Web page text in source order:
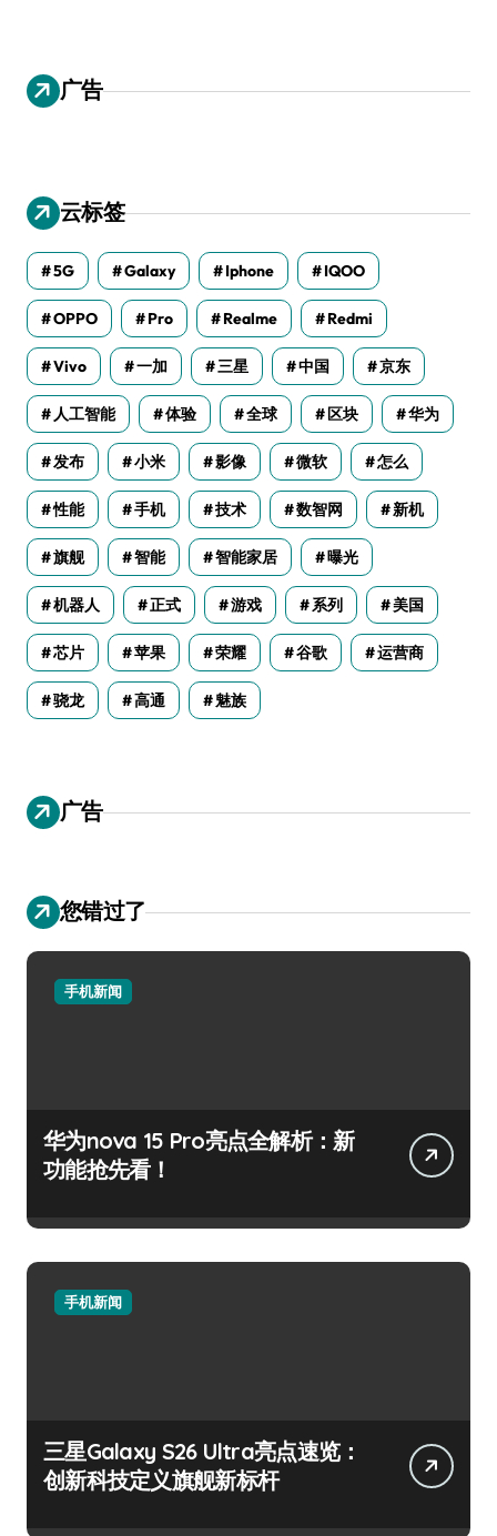
广告
云标签
5G Galaxy Iphone IQOO
OPPO Pro Realme Redmi
Vivo 一加 三星 中国 京东
人工智能 体验 全球 区块 华为
发布 小米 影像 微软 怎么
性能 手机 技术 数智网 新机
旗舰 智能 智能家居 曝光
机器人 正式 游戏 系列 美国
芯片 苹果 荣耀 谷歌 运营商
骁龙 高通 魅族
广告
您错过了
手机新闻
华为nova 15 Pro亮点全解析：新
功能抢先看！
手机新闻
三星Galaxy S26 Ultra亮点速览：
创新科技定义旗舰新标杆